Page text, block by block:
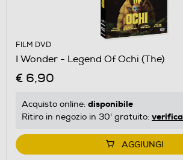
FILM DVD
I Wonder - Legend Of Ochi (The)
€ 6,90
Acquisto online: disponibile
Ritiro in negozio in 30' gratuito: verifica
AGGIUNGI